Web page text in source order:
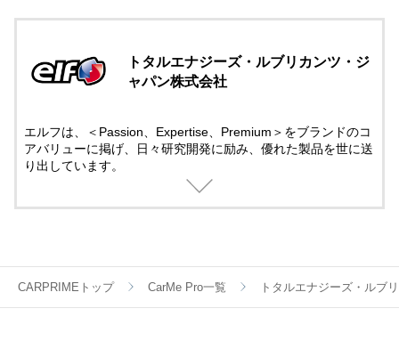
トタルエナジーズ・ルブリカンツ・ジ
ャパン株式会社
エルフは、＜Passion、Expertise、Premium＞をブランドのコ
アバリューに掲げ、日々研究開発に励み、優れた製品を世に送
り出しています。
モータースポーツには50年以上にも及び先進テクノロジーでサ
ブランドとして、エルフの製品は世界中のお客様から信頼され
ています。
CARPRIMEトップ CarMe Pro一覧 トタルエナジーズ・ルブ